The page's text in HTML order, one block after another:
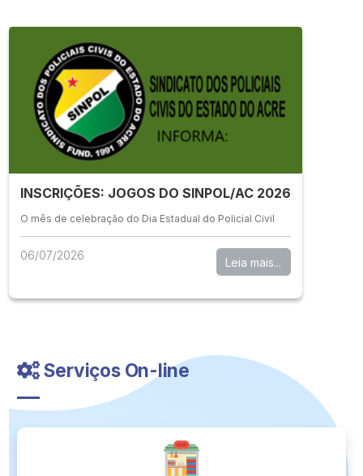
INSCRIÇÕES: JOGOS DO SINPOL/AC 2026
O mês de celebração do Dia Estadual do Policial Civil
06/07/2026 Leia mais...
Serviços On-line